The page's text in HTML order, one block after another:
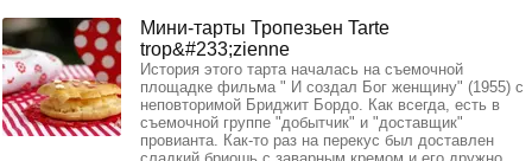
Мини-тарты Тропезьен Tarte
trop&#233;zienne
История этого тарта началась на съемочной
площадке фильма " И создал Бог женщину" (1955) с
неповторимой Бриджит Бордо. Как всегда, есть в
съемочной группе "добытчик" и "доставщик"
провианта. Как-то раз на перекус был доставлен